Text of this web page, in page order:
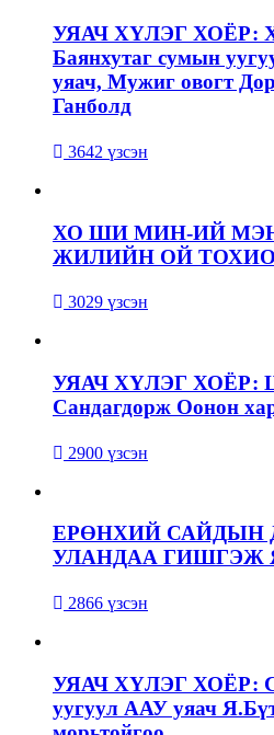
УЯАЧ ХҮЛЭГ ХОЁР:
Баянхутаг сумын
уяач, Мужиг овогт
Ганболд
3642 үзсэн
ХО ШИ МИН-ИЙ
ЖИЛИЙН ОЙ
3029 үзсэн
УЯАЧ ХҮЛЭГ ХОЁР:
Сандагдорж Оонон
2900 үзсэн
ЕРӨНХИЙ САЙДЫН
УЛАНДАА ГИШГЭЖ
2866 үзсэн
УЯАЧ ХҮЛЭГ ХОЁР:
уугуул ААУ уяач